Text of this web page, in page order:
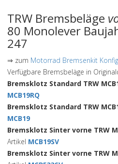
TRW Bremsbeläge
80 Monolever
247
⇒ zum Motorrad Bremsenkit
Verfügbare Bremsbeläge in
Bremsklotz Standard TRW
MCB19RQ
Bremsklotz Standard TRW
MCB19
Bremsklotz Sinter vorne TRW
Artikel MCB19SV
Bremsklotz Sinter vorne TRW